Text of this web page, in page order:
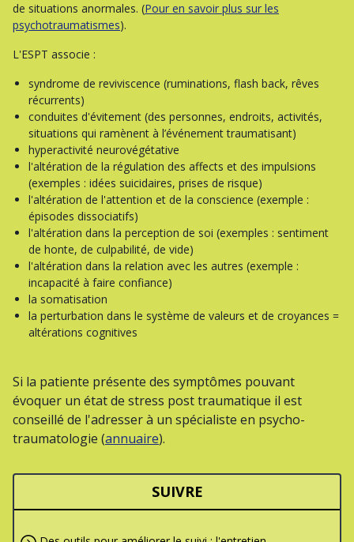
de situations anormales. (Pour en savoir plus sur les
psychotraumatismes).
L'ESPT associe :
syndrome de reviviscence (ruminations, flash back, rêves
récurrents)
conduites d'évitement (des personnes, endroits, activités,
situations qui ramènent à l’événement traumatisant)
hyperactivité neurovégétative
l'altération de la régulation des affects et des impulsions
(exemples : idées suicidaires, prises de risque)
l'altération de l'attention et de la conscience (exemple :
épisodes dissociatifs)
l'altération dans la perception de soi (exemples : sentiment
de honte, de culpabilité, de vide)
l'altération dans la relation avec les autres (exemple :
incapacité à faire confiance)
la somatisation
la perturbation dans le système de valeurs et de croyances =
altérations cognitives
Si la patiente présente des symptômes pouvant
évoquer un état de stress post traumatique il est
conseillé de l'adresser à un spécialiste en psycho-
traumatologie (annuaire).
SUIVRE